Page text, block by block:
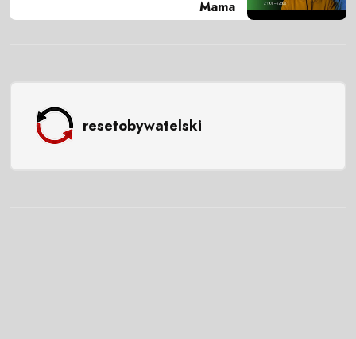
Mama
resetobywatelski